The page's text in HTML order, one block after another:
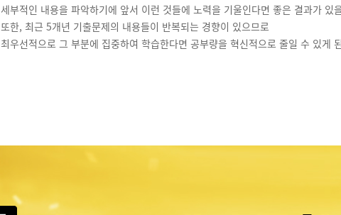
세부적인 내용을 파악하기에 앞서 이런 것들에 노력을 기울인다면 좋은 결과가 있
또한, 최근 5개년 기출문제의 내용들이 반복되는 경향이 있으므로
최우선적으로 그 부분에 집중하여 학습한다면 공부량을 혁신적으로 줄일 수 있게